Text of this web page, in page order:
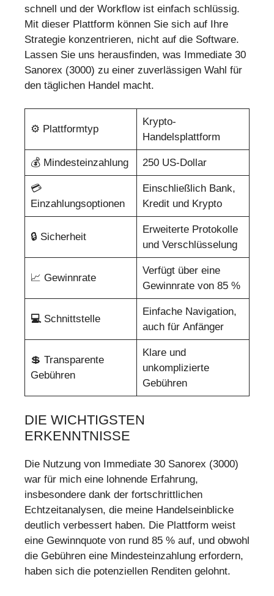
schnell und der Workflow ist einfach schlüssig.
Mit dieser Plattform können Sie sich auf Ihre
Strategie konzentrieren, nicht auf die Software.
Lassen Sie uns herausfinden, was Immediate 30
Sanorex (3000) zu einer zuverlässigen Wahl für
den täglichen Handel macht.
⚙️ Plattformtyp
Krypto-
Handelsplattform
💰 Mindesteinzahlung 250 US-Dollar
💳
Einzahlungsoptionen
Einschließlich Bank,
Kredit und Krypto
🔒 Sicherheit
Erweiterte Protokolle
und Verschlüsselung
📈 Gewinnrate
Verfügt über eine
Gewinnrate von 85 %
💻Schnittstelle
Einfache Navigation,
auch für Anfänger
💲 Transparente
Gebühren
Klare und
unkomplizierte
Gebühren
DIE WICHTIGSTEN
ERKENNTNISSE
Die Nutzung von Immediate 30 Sanorex (3000)
war für mich eine lohnende Erfahrung,
insbesondere dank der fortschrittlichen
Echtzeitanalysen, die meine Handelseinblicke
deutlich verbessert haben. Die Plattform weist
eine Gewinnquote von rund 85 % auf, und obwohl
die Gebühren eine Mindesteinzahlung erfordern,
haben sich die potenziellen Renditen gelohnt.